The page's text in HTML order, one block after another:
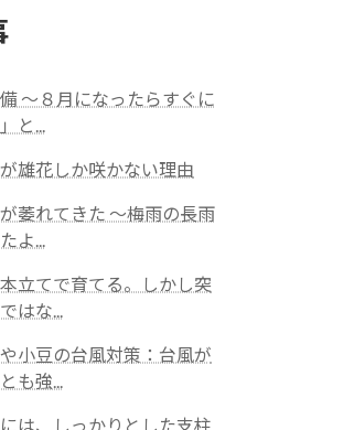
～８月になったらすぐに
と...
雄花しか咲かない理由
萎れてきた 〜梅雨の長雨
よ...
立てで育てる。しかし突
はな...
小豆の台風対策：台風が
も強...
は、しっかりとした支柱